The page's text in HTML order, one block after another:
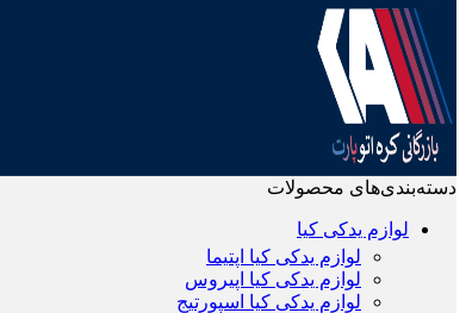
دسته‌بندی‌های محصولات
لوازم یدکی کیا
لوازم یدکی کیا اپتیما
لوازم یدکی کیا اپیروس
لوازم یدکی کیا اسپورتیج